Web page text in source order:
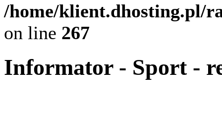
/home/klient.dhosting.pl/
on line 267
Informator - Sport -